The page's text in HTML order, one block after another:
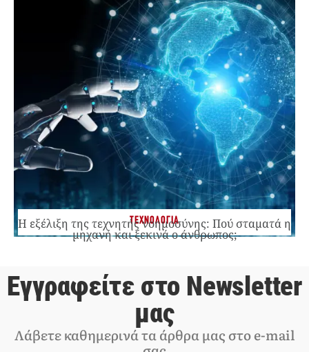
ΤΕΧΝΟΛΟΓΙΑ
Η εξέλιξη της τεχνητής νοημοσύνης: Πού σταματά η
μηχανή και ξεκινά ο άνθρωπος;
Εγγραφείτε στο Newsletter
μας
Λάβετε καθημερινά τα άρθρα μας στο e-mail